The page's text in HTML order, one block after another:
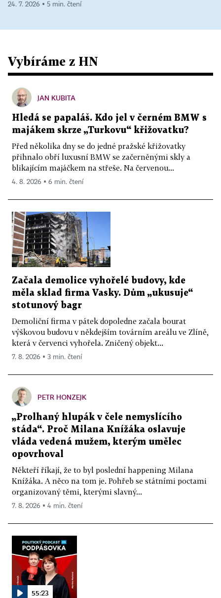
24. 7. 2026 ▪ 5 min. čtení
Vybíráme z HN
JAN KUBITA
Hledá se papaláš. Kdo jel v černém BMW s
majákem skrze „Turkovu“ křižovatku?
Před několika dny se do jedné pražské křižovatky
přihnalo obří luxusní BMW se začerněnými skly a
blikajícím majáčkem na střeše. Na červenou...
4. 8. 2026 ▪ 6 min. čtení
Začala demolice vyhořelé budovy, kde
měla sklad firma Vasky. Dům „ukusuje“
stotunový bagr
Demoliční firma v pátek dopoledne začala bourat
výškovou budovu v někdejším továrním areálu ve Zlíně,
která v červenci vyhořela. Zničený objekt...
7. 8. 2026 ▪ 3 min. čtení
PETR HONZEJK
„Prolhaný hlupák v čele nemyslícího
stáda“. Proč Milana Knížáka oslavuje
vláda vedená mužem, kterým umělec
opovrhoval
Někteří říkají, že to byl poslední happening Milana
Knížáka. A něco na tom je. Pohřeb se státními poctami
organizovaný těmi, kterými slavný...
7. 8. 2026 ▪ 4 min. čtení
55:23